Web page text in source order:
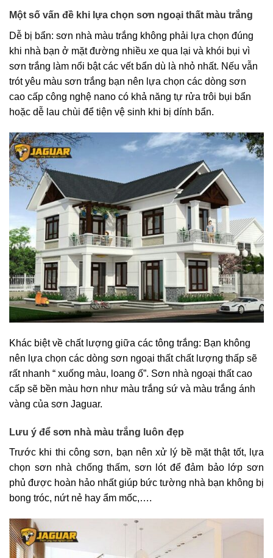
Một số vấn đề khi lựa chọn sơn ngoại thất màu trắng
Dễ bị bẩn: sơn nhà màu trắng không phải lựa chọn đúng
khi nhà bạn ở mặt đường nhiều xe qua lại và khói bụi vì
sơn trắng làm nổi bật các vết bẩn dù là nhỏ nhất. Nếu vẫn
trót yêu màu sơn trắng bạn nên lựa chọn các dòng sơn
cao cấp công nghệ nano có khả năng tự rửa trôi bụi bẩn
hoặc dễ lau chùi để tiện vệ sinh khi bị dính bẩn.
Khác biệt về chất lượng giữa các tông trắng: Bạn không
nên lựa chọn các dòng sơn ngoại thất chất lượng thấp sẽ
rất nhanh “ xuống màu, loang ố”. Sơn nhà ngoại thất cao
cấp sẽ bền màu hơn như màu trắng sứ và màu trắng ánh
vàng của sơn Jaguar.
Lưu ý để sơn nhà màu trắng luôn đẹp
Trước khi thi công sơn, bạn nên xử lý bề mặt thật tốt, lựa
chọn sơn nhà chống thấm, sơn lót để đảm bảo lớp sơn
phủ được hoàn hảo nhất giúp bức tường nhà bạn không bị
bong tróc, nứt nẻ hay ẩm mốc,….